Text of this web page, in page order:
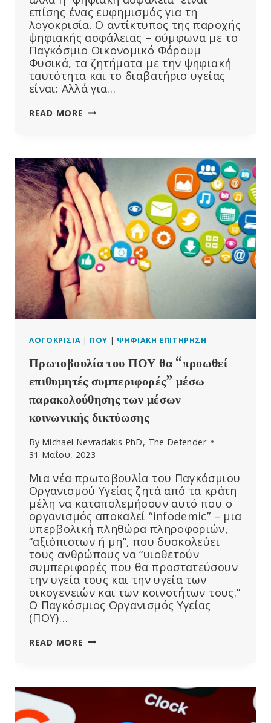
επίσης ένας ευφημισμός για τη
λογοκρισία. Ο αντίκτυπος της παροχής
ψηφιακής ασφάλειας – σύμφωνα με το
Παγκόσμιο Οικονομικό Φόρουμ
Φυσικά, τα ζητήματα με την ψηφιακή
ταυτότητα και το διαβατήριο υγείας
είναι: Αλλά για…
READ MORE ΤΟ
ΕΤΑΊΡΟΙ
ΤΟΥ
ΙΣΧΥΡΊΖΟΝΤΑΙ
ΌΤΙ
ΕΡΓΆΖΟΝΤΑΙ
ΓΙΑ
ΤΗΝ
ΠΑΡΟΧΉ
“ΨΗΦΙΑΚΉΣ
ΑΣΦΆΛΕΙΑΣ”
–
ΑΛΛΆ
ΜΌΛΙΣ
ΈΔΕΙΞΕ
ΌΤΙ
Η
META
ΚΑΤΕΥΘΎΝΕΙ
ΠΕΛΆΤΕΣ
ΤΗΣ
ΙΣΤΟΣΕΛΊΔΕΣ
ΣΕΞΟΥΑΛΙΚΉΣ
ΚΑΚΟΠΟΊΗΣΗΣ
ΠΑΙΔΙΏΝ
ΛΟΓΟΚΡΙΣΊΑ | ΠΟΥ | ΨΗΦΙΑΚΉ ΕΠΙΤΉΡΗΣΗ
Πρωτοβουλία του ΠΟΥ θα “προωθεί
επιθυμητές συμπεριφορές” μέσω
παρακολούθησης των μέσων
κοινωνικής δικτύωσης
By Michael Nevradakis PhD, The Defender
31 Μαΐου, 2023
Μια νέα πρωτοβουλία του Παγκόσμιου
Οργανισμού Υγείας ζητά από τα κράτη
μέλη να καταπολεμήσουν αυτό που ο
οργανισμός αποκαλεί “infodemic” – μια
υπερβολική πληθώρα πληροφοριών,
“αξιόπιστων ή μη”, που δυσκολεύει
τους ανθρώπους να “υιοθετούν
συμπεριφορές που θα προστατεύσουν
την υγεία τους και την υγεία των
οικογενειών και των κοινοτήτων τους.”
Ο Παγκόσμιος Οργανισμός Υγείας
(ΠΟΥ)…
READ MORE ΠΡΩΤΟΒΟΥΛΊΑ
ΕΠΙΘΥΜΗΤΈΣ